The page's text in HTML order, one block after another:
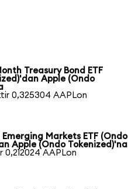
Treasury Bond ETF
Apple (Ondo
0,325304 AAPLon
Emerging Markets ETF (Ondo
Apple (Ondo Tokenized)'na
0,212024 AAPLon